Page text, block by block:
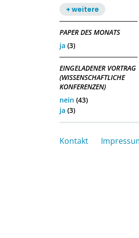
+ weitere
PAPER DES MONATS
ja (3)
EINGELADENER VORTRAG
(WISSENSCHAFTLICHE
KONFERENZEN)
nein (43)
ja (3)
Kontakt